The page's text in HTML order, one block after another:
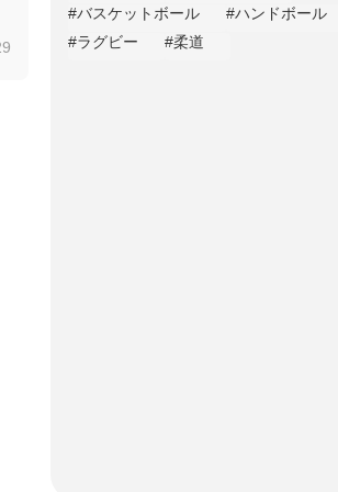
#バスケットボール
#ハンドボール
#ラグビー
#柔道